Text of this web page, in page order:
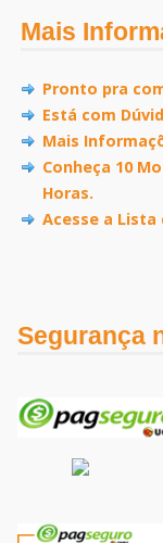
Mais
Pronto pra
Está com
Mais
Conheça 10
Horas.
Acesse a Lista
Segurança